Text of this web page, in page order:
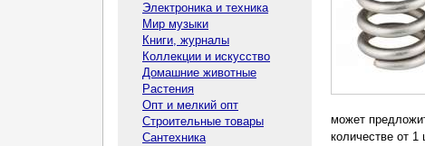
Электроника и техника
Мир музыки
Книги, журналы
Коллекции и искусство
Домашние животные
Растения
Опт и мелкий опт
Строительные товары
Сантехника
может
количестве от 1